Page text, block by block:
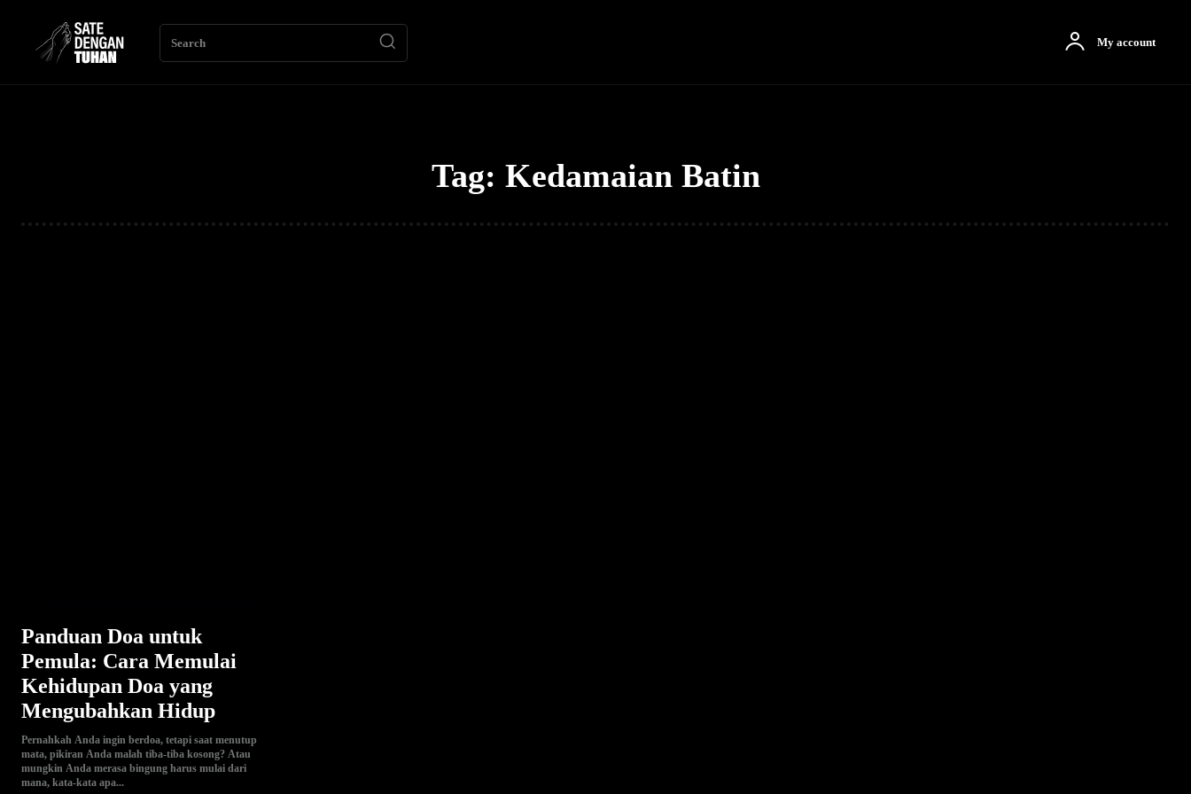
Search My account
Tag: Kedamaian Batin
Panduan Doa untuk
Pemula: Cara Memulai
Kehidupan Doa yang
Mengubahkan Hidup
Pernahkah Anda ingin berdoa, tetapi saat menutup
mata, pikiran Anda malah tiba-tiba kosong? Atau
mungkin Anda merasa bingung harus mulai dari
mana, kata-kata apa...